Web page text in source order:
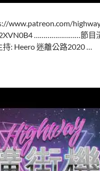
www.patreon.com/
……………………節目
: Heero 迷離公路2020 …